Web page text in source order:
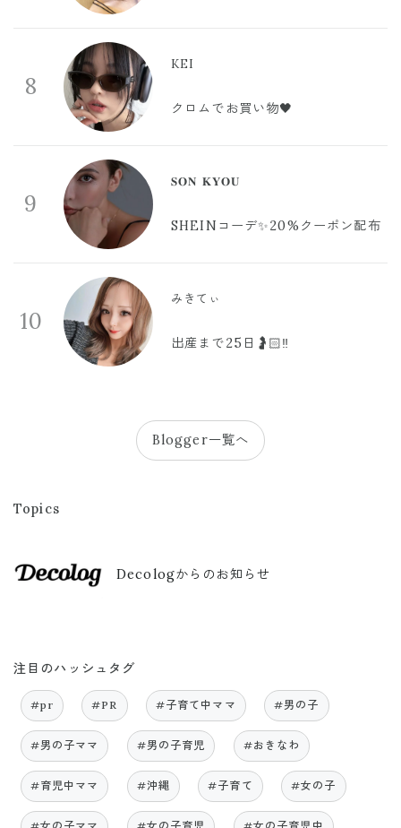
8
KEI
クロムでお買い物🖤
9
𝐒𝐎𝐍 𝐊𝐘𝐎𝐔
SHEINコーデ✨20%クーポン配布
10
みきてぃ
出産まで25日🤰🏻‼️
Blogger一覧へ
Topics
Decologからのお知らせ
注目のハッシュタグ
#pr #PR #子育て中ママ #男の子
#男の子ママ #男の子育児 #おきなわ
#育児中ママ #沖縄 #子育て #女の子